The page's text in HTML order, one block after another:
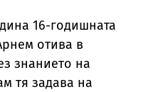
16-годишната
отива в
знанието на
тя задава на